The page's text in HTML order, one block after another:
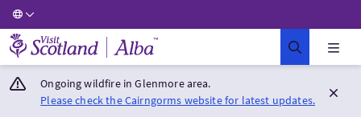
Visit Scotland Home
Ongoing wildfire in Glenmore area.
Please check the Cairngorms website for latest updates.